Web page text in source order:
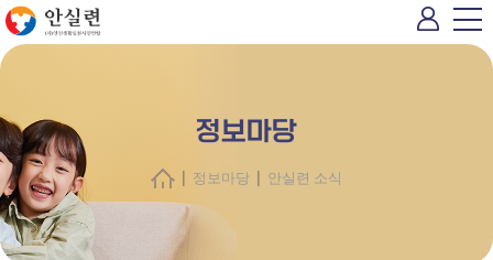
정보마당
| 정보마당 | 안실련 소식